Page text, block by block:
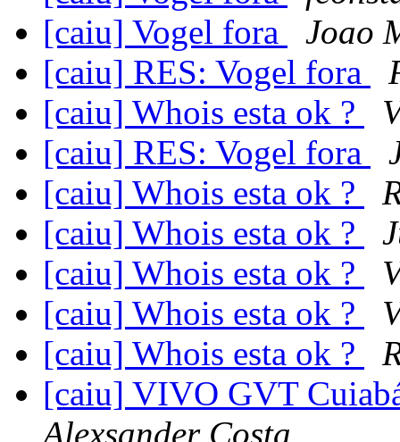
[caiu] Vogel fora
Joao
[caiu] RES: Vogel fora
[caiu] Whois esta ok ?
[caiu] RES: Vogel fora
[caiu] Whois esta ok ?
[caiu] Whois esta ok ?
[caiu] Whois esta ok ?
[caiu] Whois esta ok ?
[caiu] Whois esta ok ?
[caiu] VIVO GVT
Alexsander Costa